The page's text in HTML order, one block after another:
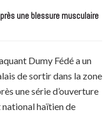
une blessure musculaire
Dumy Fédé a un
de sortir dans la zone
une série d’ouverture
haïtien de